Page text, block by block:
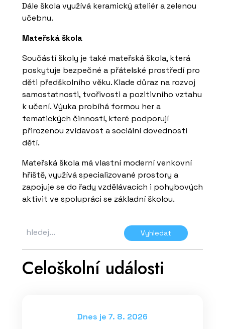
Dále škola využívá keramický ateliér a zelenou
učebnu.
Mateřská škola
Součástí školy je také mateřská škola, která
poskytuje bezpečné a přátelské prostředí pro
děti předškolního věku. Klade důraz na rozvoj
samostatnosti, tvořivosti a pozitivního vztahu
k učení. Výuka probíhá formou her a
tematických činností, které podporují
přirozenou zvídavost a sociální dovednosti
dětí.
Mateřská škola má vlastní moderní venkovní
hřiště, využívá specializované prostory a
zapojuje se do řady vzdělávacích i pohybových
aktivit ve spolupráci se základní školou.
Vyhledat
Celoškolní události
Dnes je 7. 8. 2026